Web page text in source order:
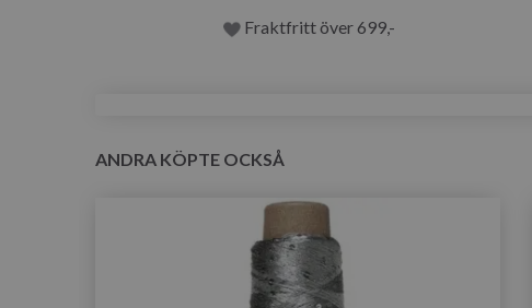
Fraktfritt över 699,-
ANDRA KÖPTE OCKSÅ